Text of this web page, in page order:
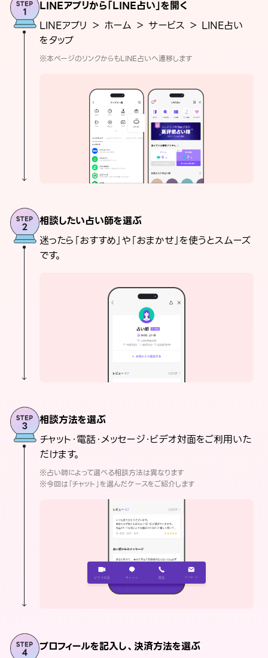
LINEアプリから「LINE占い」を開く
LINEアプリ ＞ ホーム ＞ サービス ＞ LINE占い
をタップ
※本ページのリンクからもLINE占いへ遷移します
相談したい占い師を選ぶ
迷ったら「おすすめ」や「おまかせ」を使うとスムーズ
です。
相談方法を選ぶ
チャット・電話・メッセージ・ビデオ対面をご利用いた
だけます。
※占い師によって選べる相談方法は異なります
※今回は「チャット」を選んだケースをご紹介します
プロフィールを記入し、決済方法を選ぶ